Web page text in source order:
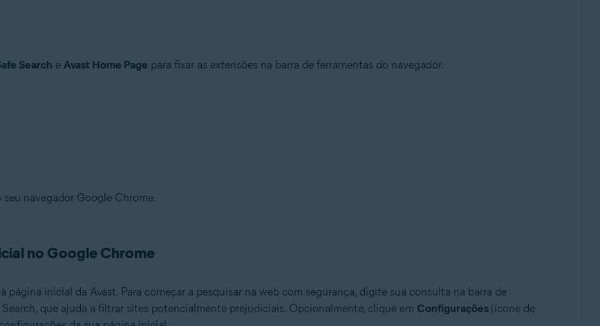
Search e Avast Home Page para fixar as extensões na barra de ferramentas do navegador.
navegador Google Chrome.
no Google Chrome
inicial da Avast. Para começar a pesquisar na web com segurança, digite sua consulta na barra de
que ajuda a filtrar sites potencialmente prejudiciais. Opcionalmente, clique em Configurações (ícone de